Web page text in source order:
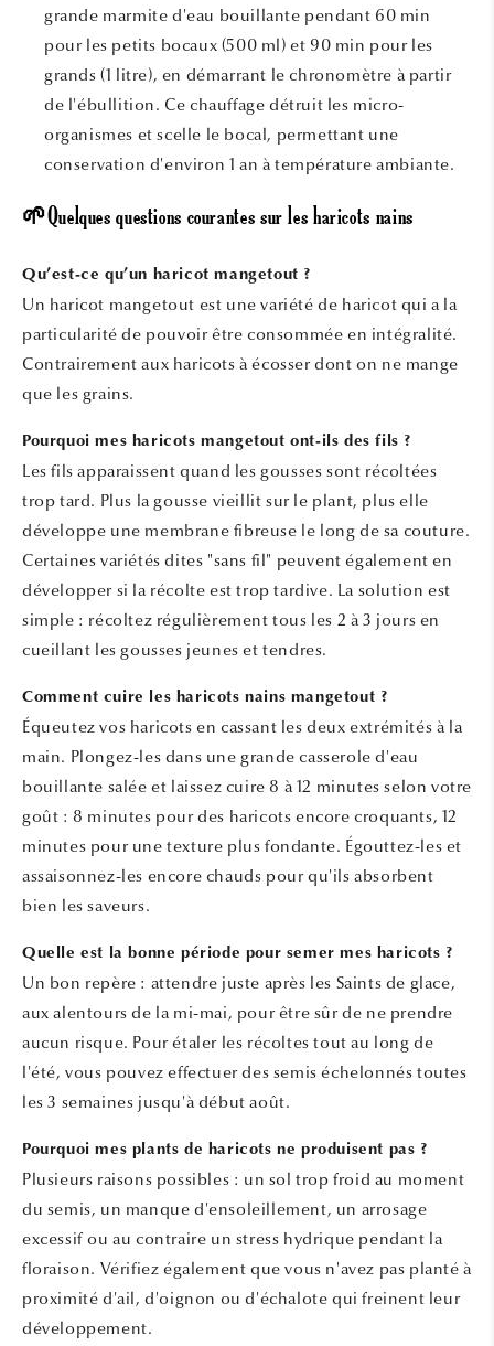
grande marmite d'eau bouillante pendant 60 min
pour les petits bocaux (500 ml) et 90 min pour les
grands (1 litre), en démarrant le chronomètre à partir
de l'ébullition. Ce chauffage détruit les micro-
organismes et scelle le bocal, permettant une
conservation d'environ 1 an à température ambiante.
🌱Quelques questions courantes sur les haricots nains
Qu’est-ce qu’un haricot mangetout ?
Un haricot mangetout est une variété de haricot qui a la
particularité de pouvoir être consommée en intégralité.
Contrairement aux haricots à écosser dont on ne mange
que les grains.
Pourquoi mes haricots mangetout ont-ils des fils ?
Les fils apparaissent quand les gousses sont récoltées
trop tard. Plus la gousse vieillit sur le plant, plus elle
développe une membrane fibreuse le long de sa couture.
Certaines variétés dites "sans fil" peuvent également en
développer si la récolte est trop tardive. La solution est
simple : récoltez régulièrement tous les 2 à 3 jours en
cueillant les gousses jeunes et tendres.
Comment cuire les haricots nains mangetout ?
Équeutez vos haricots en cassant les deux extrémités à la
main. Plongez-les dans une grande casserole d'eau
bouillante salée et laissez cuire 8 à 12 minutes selon votre
goût : 8 minutes pour des haricots encore croquants, 12
minutes pour une texture plus fondante. Égouttez-les et
assaisonnez-les encore chauds pour qu'ils absorbent
bien les saveurs.
Quelle est la bonne période pour semer mes haricots ?
Un bon repère : attendre juste après les Saints de glace,
aux alentours de la mi-mai, pour être sûr de ne prendre
aucun risque. Pour étaler les récoltes tout au long de
l'été, vous pouvez effectuer des semis échelonnés toutes
les 3 semaines jusqu'à début août.
Pourquoi mes plants de haricots ne produisent pas ?
Plusieurs raisons possibles : un sol trop froid au moment
du semis, un manque d'ensoleillement, un arrosage
excessif ou au contraire un stress hydrique pendant la
floraison. Vérifiez également que vous n'avez pas planté à
proximité d'ail, d'oignon ou d'échalote qui freinent leur
développement.